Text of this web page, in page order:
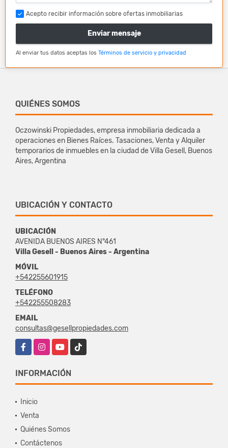
Acepto recibir información sobre ofertas inmobiliarias
Enviar mensaje
Al enviar tus datos aceptas los Términos de servicio y privacidad
QUIÉNES SOMOS
Oczowinski Propiedades, empresa inmobiliaria dedicada a
operaciones en Bienes Raíces. Tasaciones, Venta y Alquiler
temporarios de inmuebles en la ciudad de Villa Gesell, Buenos
Aires, Argentina
UBICACIÓN Y CONTACTO
UBICACIÓN
AVENIDA BUENOS AIRES N°461
Villa Gesell - Buenos Aires - Argentina
MÓVIL
+542255601915
TELÉFONO
+542255508283
EMAIL
consultas@gesellpropiedades.com
FacebookInstagramYouTubeTikTok
INFORMACIÓN
Inicio
Venta
Quiénes Somos
Contáctenos